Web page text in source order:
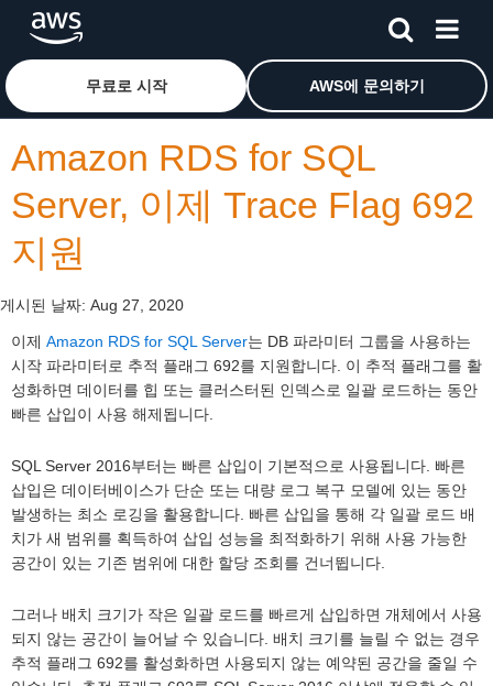
메인 콘텐츠로 건너뛰기Amazon Web Services 홈 페이지로 돌아가려면 여기를 클
무료로 시작 AWS에 문의하기
Amazon RDS for SQL
Server, 이제 Trace Flag 692
지원
게시된 날짜: Aug 27, 2020
이제 Amazon RDS for SQL Server는 DB 파라미터 그룹을 사용하는
시작 파라미터로 추적 플래그 692를 지원합니다. 이 추적 플래그를 활
성화하면 데이터를 힙 또는 클러스터된 인덱스로 일괄 로드하는 동안
빠른 삽입이 사용 해제됩니다.
SQL Server 2016부터는 빠른 삽입이 기본적으로 사용됩니다. 빠른
삽입은 데이터베이스가 단순 또는 대량 로그 복구 모델에 있는 동안
발생하는 최소 로깅을 활용합니다. 빠른 삽입을 통해 각 일괄 로드 배
치가 새 범위를 획득하여 삽입 성능을 최적화하기 위해 사용 가능한
공간이 있는 기존 범위에 대한 할당 조회를 건너뜁니다.
그러나 배치 크기가 작은 일괄 로드를 빠르게 삽입하면 개체에서 사용
되지 않는 공간이 늘어날 수 있습니다. 배치 크기를 늘릴 수 없는 경우
추적 플래그 692를 활성화하면 사용되지 않는 예약된 공간을 줄일 수